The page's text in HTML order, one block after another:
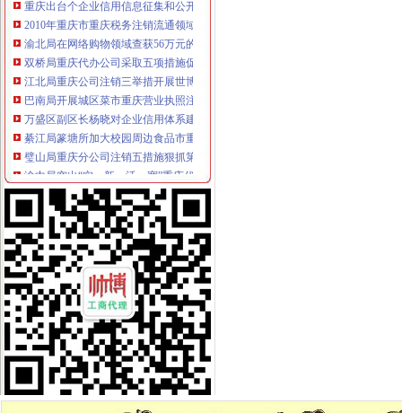
2010年重庆市重庆税务注销流通领域激光视盘机质量监测况
渝北局在网络购物领域查获56万元的重庆公司注销冒侵权商品
双桥局重庆代办公司采取五项措施促进商标品牌建设迈上新台阶
江北局重庆公司注销三举措开展世博会知识产权保护专项行动成效明显
巴南局开展城区菜市重庆营业执照注销场专项整活动
万盛区副区长杨晓对企业信用体系建设工作提出要求
綦江局篆塘所加大校园周边食品市重庆代办公司场监管力度
璧山局重庆分公司注销五措施狠抓第二批微型企业发展工作
渝中局突出“实、新、活、宽”重庆代办公司四字方针开展法制员业务培训
黔江局重庆营业执照注销采取三项措施开展微型企业专项巡查
潼南局重庆分公司注销积帮助大创业
万州区实行“量化评分制”重庆公司注销受理微型企业创业申报
渝中局重庆税务注销与美国箭牌糖类有限公司开展品牌保护交流研讨会
垫江局重庆分公司注销开展非公经济建工作取得成效
大足局“保姆式”重庆代办公司服务指导商标发展出成效
涪陵局重庆公司注销江北所扎实开展商标富农工作促进农户万元增收
黔江局重庆税务注销协助供销社搭建网络平台促进三农发展
市局机关出台操作办法规范“一讲二评三公示”重庆公司注销
潼南局三举措开展报废汽车市重庆营业执照注销场专项整
渝中局重庆代办公司突出重点创新方式着力构建商标专用权保护新格局
万州局“三个突出”重庆公司注销实现综合理与工商工作有机结合
开县局建立“监控两级督查”重庆公司注销制度加廉政风险点防范管理